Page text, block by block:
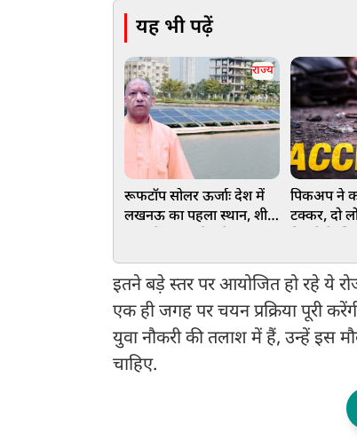
यह भी पढ़ें
राज्य
रूफटॉप सोलर ऊर्जाः देश में
लखनऊ का पहला स्थान, शीर्ष
पिकअप ने
टक्कर, दो
इतने बड़े स्तर पर आयोजित हो रहे ये
एक ही जगह पर चयन प्रक्रिया पूरी
युवा नौकरी की तलाश में हैं, उन्हें इस
चाहिए.